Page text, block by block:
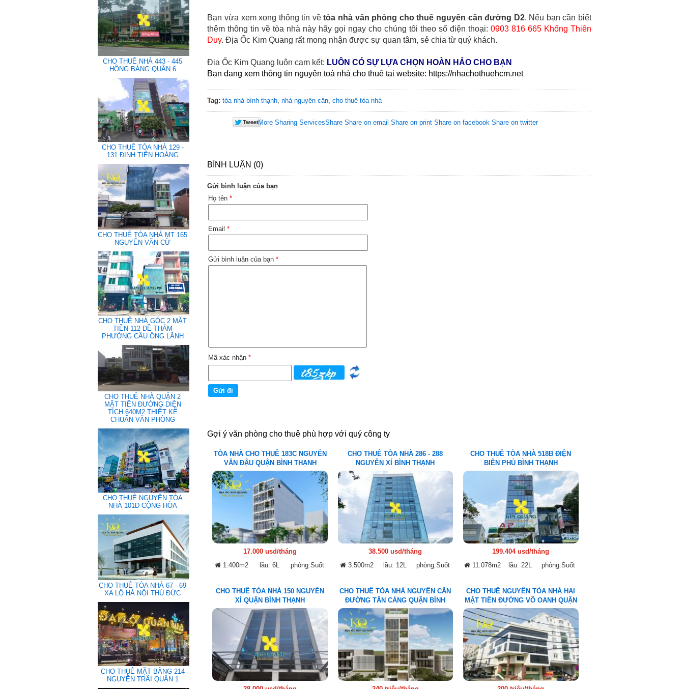
Bạn vừa xem xong thông tin vềtòa nhà văn phòng cho thuê nguyên căn đường D2. Nếu bạn cần biết
thêm thông tin về tòa nhà này hãy gọi ngay cho chúng tôi theo số điện thoại:0903 816 665 Khổng Thiên
Duy. Địa Ốc Kim Quang rất mong nhận được sự quan tâm, sẻ chia từ quý khách.
Địa Ốc Kim Quang luôn cam kết: LUÔN CÓ SỰ LỰA CHỌN HOÀN HẢO CHO BẠN
Bạn đang xem thông tin nguyên toà nhà cho thuê tại website: https://nhachothuehcm.net
Tag: tòa nhà bình thạnh ,nhà nguyên căn ,cho thuê tòa nhà
More Sharing ServicesShare Share on email Share on print Share on facebook Share on twitter
BÌNH LUẬN (0)
Gửi bình luận của bạn
Họ tên*
Email*
Gửi bình luận của bạn*
Mã xác nhận*
Gợi ý văn phòng cho thuê phù hợp với quý công ty
TÒA NHÀ CHO THUÊ 183C NGUYỄN
VĂN ĐẬU QUẬN BÌNH THẠNH
17.000 usd/tháng
1.400m2
lầu: 6L phòng:Suốt
CHO THUÊ TÒA NHÀ 286 - 288
NGUYỄN XÍ BÌNH THẠNH
38.500 usd/tháng
3.500m2
lầu: 12L phòng:Suốt
CHO THUÊ TÒA NHÀ 518B ĐIỆN
BIÊN PHỦ BÌNH THẠNH
199.404 usd/tháng
11.078m2
lầu: 22L phòng:Suốt
CHO THUÊ TÒA NHÀ 150 NGUYỄN
XÍ QUẬN BÌNH THẠNH
CHO THUÊ TÒA NHÀ NGUYÊN CĂN
ĐƯỜNG TÂN CẢNG QUẬN BÌNH
THẠNH
CHO THUÊ NGUYÊN TÒA NHÀ HAI
MẶT TIỀN ĐƯỜNG VÕ OANH QUẬN
BÌNH THẠNH
CHO THUÊ NHÀ 443 - 445
HỒNG BÀNG QUẬN 6
CHO THUÊ TÒA NHÀ 129 -
131 ĐINH TIÊN HOÀNG
CHO THUÊ TÒA NHÀ MT 165
NGUYỄN VĂN CỪ
CHO THUÊ NHÀ GÓC 2 MẶT
TIỀN 112 ĐỀ THÁM
PHƯỜNG CẦU ÔNG LÃNH
CHO THUÊ NHÀ QUẬN 2
MẶT TIỀN ĐƯỜNG DIỆN
TÍCH 640M2 THIẾT KẾ
CHUẨN VĂN PHÒNG
CHO THUÊ NGUYÊN TÒA
NHÀ 101D CỘNG HÒA
CHO THUÊ TÒA NHÀ 67 - 69
XA LỘ HÀ NỘI THỦ ĐỨC
CHO THUÊ MẶT BẰNG 214
NGUYỄN TRÃI QUẬN 1